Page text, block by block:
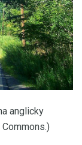
anglicky